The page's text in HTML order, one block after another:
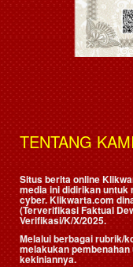
TENTANG KAMI
Situs berita online
media ini didirikan untuk
cyber. Klikwarta.com
(Terverifikasi Faktual
Verifikasi/K/X/2025.
Melalui berbagai rubrik/
melakukan
kekiniannya.